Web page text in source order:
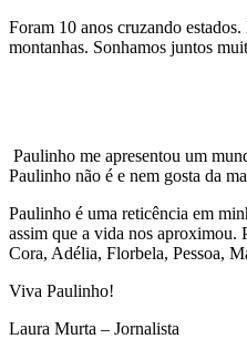
Foram 10 anos cruzando
montanhas. Sonhamos juntos
Paulinho me apresentou um
Paulinho não é e nem gosta da
Paulinho é uma reticência em
assim que a vida nos
Cora, Adélia, Florbela, Pessoa,
Viva Paulinho!
Laura Murta – Jornalista